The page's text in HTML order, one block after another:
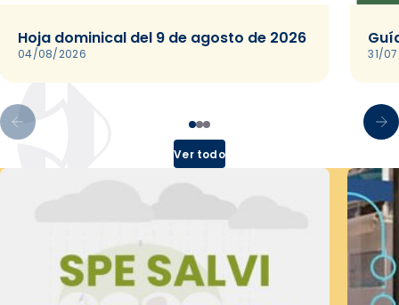
Hoja dominical del 9 de agosto de 2026
04/08/2026 31/
Ver todo